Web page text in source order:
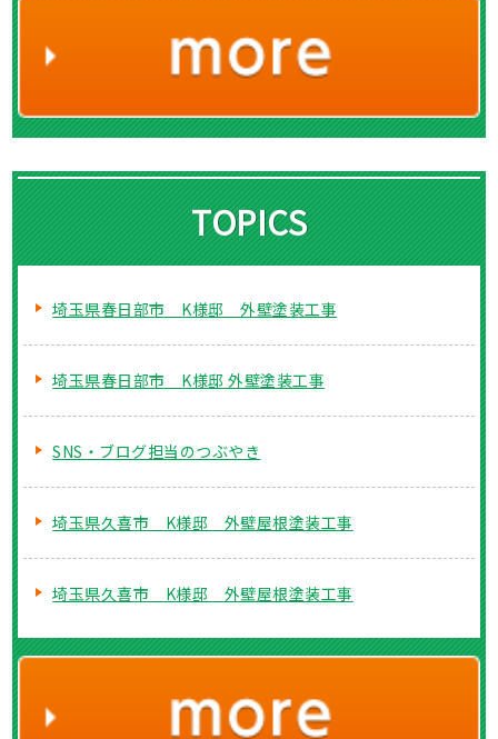
TOPICS
埼玉県春日部市 K様邸 外壁塗装工事
埼玉県春日部市 K様邸 外壁塗装工事
SNS・ブログ担当のつぶやき
埼玉県久喜市 K様邸 外壁屋根塗装工事
埼玉県久喜市 K様邸 外壁屋根塗装工事